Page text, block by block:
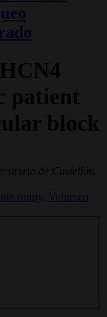
patient
block
de Castellón.
funny,
Volumen